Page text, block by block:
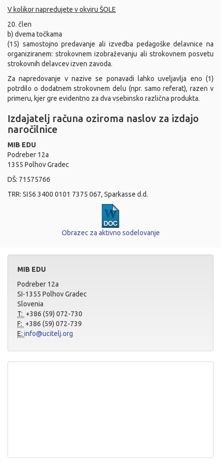
V kolikor napredujete v okviru ŠOLE
20. člen
b) dvema točkama
(15) samostojno predavanje ali izvedba pedagoške delavnice na
organiziranem: strokovnem izobraževanju ali strokovnem posvetu
strokovnih delavcev izven zavoda.
Za napredovanje v nazive se ponavadi lahko uveljavlja eno (1)
potrdilo o dodatnem strokovnem delu (npr. samo referat), razen v
primeru, kjer gre evidentno za dva vsebinsko različna produkta.
Izdajatelj računa oziroma naslov za izdajo
naročilnice
MIB EDU
Podreber 12a
1355 Polhov Gradec
DŠ: 71575766
TRR: SI56 3400 0101 7375 067, Sparkasse d.d.
Obrazec za aktivno sodelovanje
MIB EDU
Podreber 12a
SI-1355 Polhov Gradec
Slovenia
T: +386 (59) 072-730
F: +386 (59) 072-739
E: info@ucitelj.org